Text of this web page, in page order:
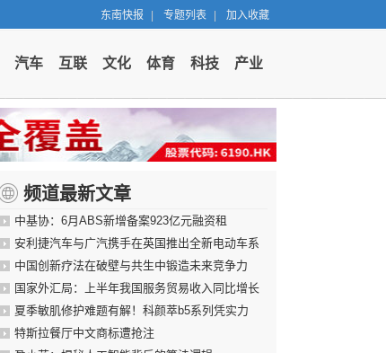
东南快报 专题列表 加入收藏
汽车 互联 文化 体育 科技 产业
频道最新文章
中基协：6月ABS新增备案923亿元融资租
安利捷汽车与广汽携手在英国推出全新电动车系
中国创新疗法在破壁与共生中锻造未来竞争力
国家外汇局：上半年我国服务贸易收入同比增长
夏季敏肌修护难题有解！科颜萃b5系列凭实力
特斯拉餐厅中文商标遭抢注